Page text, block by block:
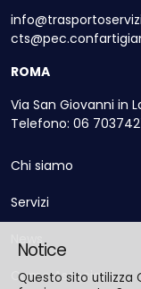
ROMA
Via San Giovanni in
Telefono: 06
Chi siamo
Servizi
News
Come Associarsi
Notice
Questo sito utilizza